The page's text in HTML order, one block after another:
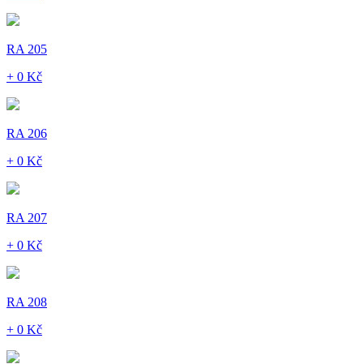
RA 205
+ 0 Kč
RA 206
+ 0 Kč
RA 207
+ 0 Kč
RA 208
+ 0 Kč